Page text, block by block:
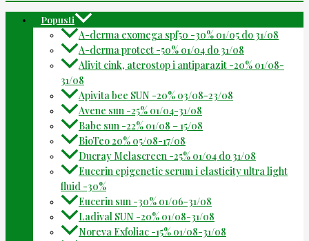
Popusti
A-derma exomega spf50 -30% 01/05 do 31/08
A-derma protect -50% 01/04 do 31/08
Alivit cink, aterostop i antiparazit -20% 01/08-
31/08
Apivita bee SUN -20% 03/08-23/08
Avene sun -25% 01/04-31/08
Babe sun -22% 01/08 – 15/08
BioTeo 20% 05/08-17/08
Ducray Melascreen -25% 01/04 do 31/08
Eucerin epigenetic serum i elasticity ultra light
fluid -30%
Eucerin sun -30% 01/06-31/08
Ladival SUN -20% 01/08-31/08
Noreva Exfoliac -15% 01/08-31/08